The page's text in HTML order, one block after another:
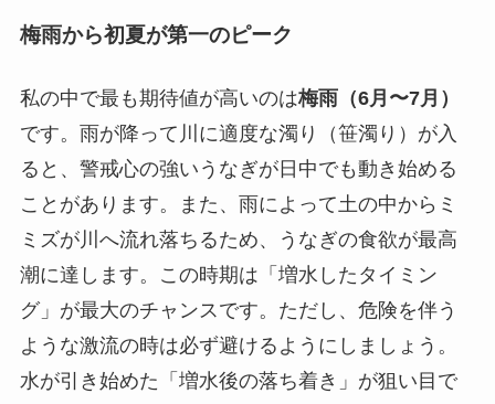
梅雨から初夏が第一のピーク
私の中で最も期待値が高いのは梅雨（6月〜7月）
です。雨が降って川に適度な濁り（笹濁り）が入
ると、警戒心の強いうなぎが日中でも動き始める
ことがあります。また、雨によって土の中からミ
ミズが川へ流れ落ちるため、うなぎの食欲が最高
潮に達します。この時期は「増水したタイミン
グ」が最大のチャンスです。ただし、危険を伴う
ような激流の時は必ず避けるようにしましょう。
水が引き始めた「増水後の落ち着き」が狙い目で